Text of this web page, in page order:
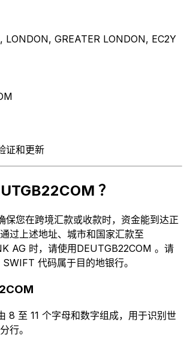
LONDON, GREATER LONDON, EC2Y
证和更新
？
保您在跨境汇款或收款时，资金能到达正
过上述地址、城市和国家汇款至
AG 时，请使用DEUTGB22COM 。请
代码属于目的地银行。
8 至 11 个字母和数字组成，用于识别世
行。